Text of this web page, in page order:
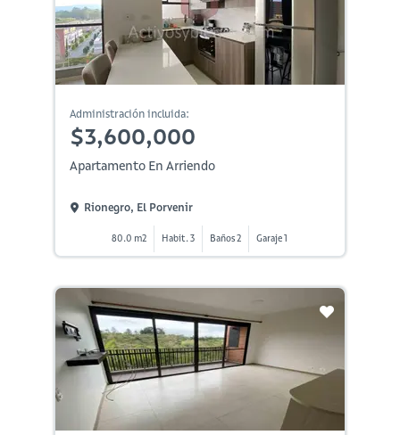
Administración incluida:
$3,600,000
Apartamento En Arriendo
Rionegro, El Porvenir
80.0 m2 Habit. 3 Baños 2 Garaje 1